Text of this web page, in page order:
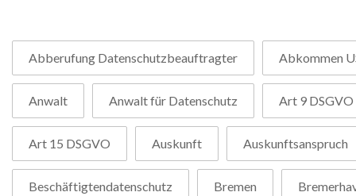
Abberufung Datenschutzbeauftragter Abkommen
Anwalt Anwalt für Datenschutz Art 9 DSGVO
Art 15 DSGVO Auskunft Auskunftsanspruch
Beschäftigtendatenschutz Bremen